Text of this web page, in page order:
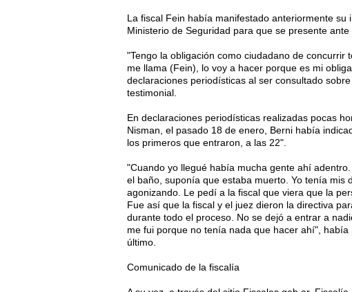
La fiscal Fein había manifestado anteriormente
Ministerio de Seguridad para que se presente ante
"Tengo la obligación como ciudadano de concurrir
me llama (Fein), lo voy a hacer porque es mi
declaraciones periodísticas al ser consultado
testimonial.
En declaraciones periodísticas realizadas pocas
Nisman, el pasado 18 de enero, Berni había
los primeros que entraron, a las 22".
"Cuando yo llegué había mucha gente ahí
el baño, suponía que estaba muerto. Yo tenía mis
agonizando. Le pedí a la fiscal que viera que la
Fue así que la fiscal y el juez dieron la directiva
durante todo el proceso. No se dejó a entrar a
me fui porque no tenía nada que hacer ahí",
último.
Comunicado de la fiscalía